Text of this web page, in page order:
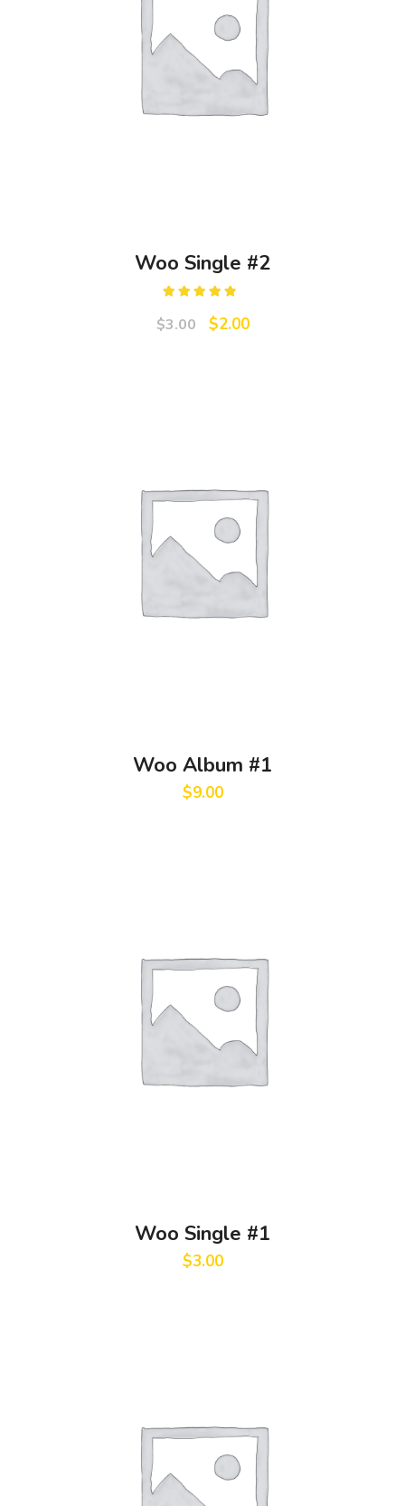
Woo Single #2
4.50
out
of 5
$3.00 $2.00
Woo Album #1
$9.00
Woo Single #1
$3.00